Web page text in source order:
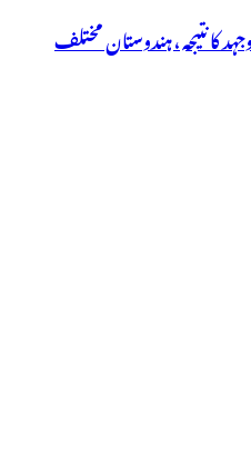
کا نتیجہ ، ہندوستان مختلف